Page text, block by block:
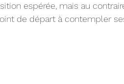
espérée, mais au
de départ à contempler